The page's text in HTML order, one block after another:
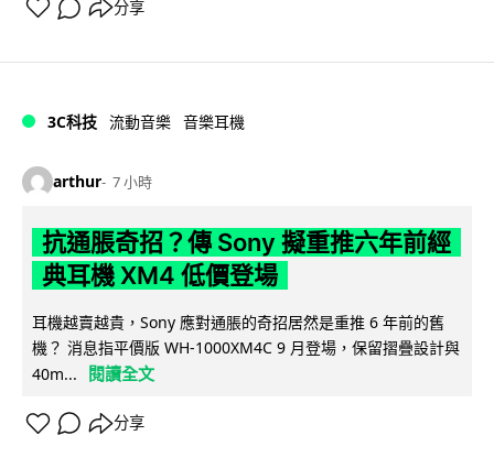
分享
3C科技 流動音樂 音樂耳機
arthur 7 小時
抗通脹奇招？傳 Sony 擬重推六年前經
典耳機 XM4 低價登場
耳機越賣越貴，Sony 應對通脹的奇招居然是重推 6 年前的舊
機？ 消息指平價版 WH-1000XM4C 9 月登場，保留摺疊設計與
40m...
閱讀全文
分享